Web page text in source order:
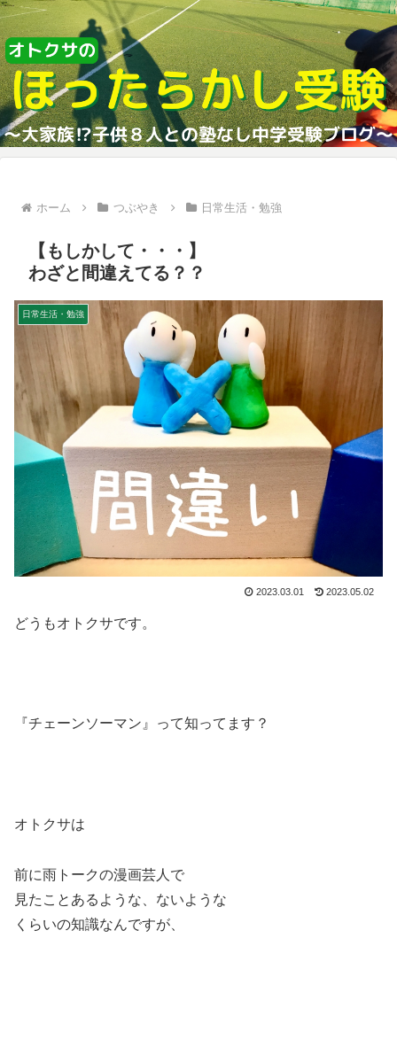
ホーム つぶやき 日常生活・勉強
【もしかして・・・】
わざと間違えてる？？
日常生活・勉強
2023.03.01 2023.05.02
どうもオトクサです。
『チェーンソーマン』って知ってます？
オトクサは
前に雨トークの漫画芸人で
見たことあるような、ないような
くらいの知識なんですが、